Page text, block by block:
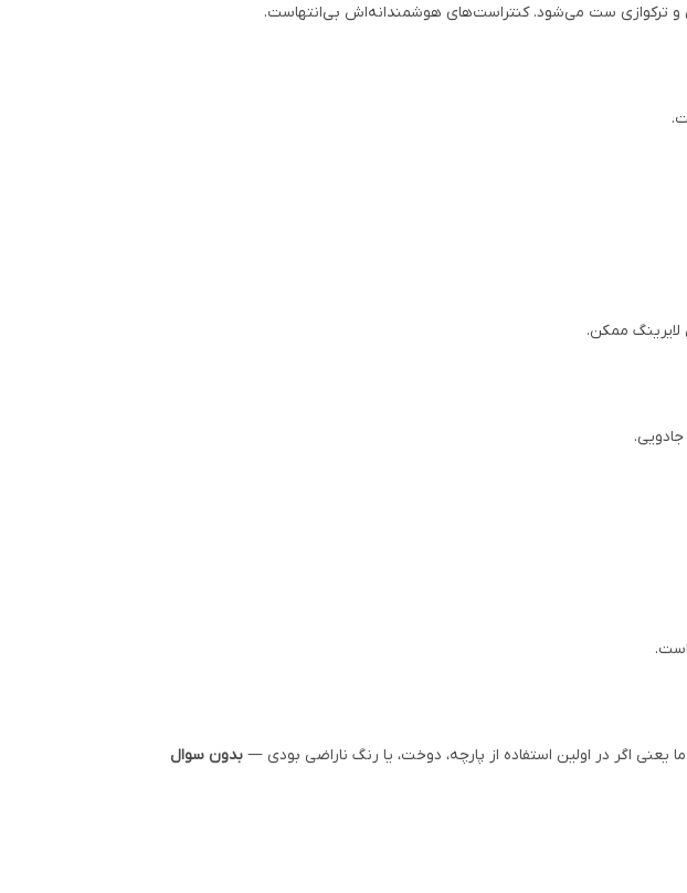
و ترکوازی ست می‌شود. کنتراست‌های هوشمندانه‌اش بی‌انتهاست.
لایرینگ ممکن.
اگر در اولین استفاده از پارچه، دوخت، یا رنگ ناراضی بودی — بدون سوال